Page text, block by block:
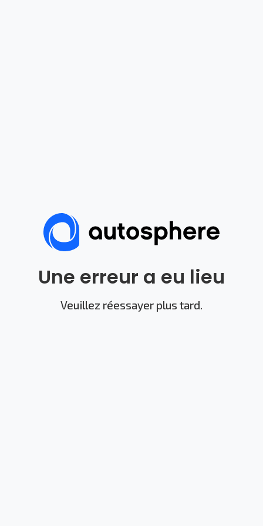
Une erreur a eu lieu
Veuillez réessayer plus tard.